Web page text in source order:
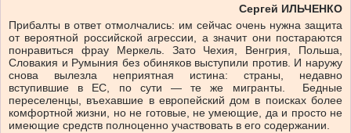
Сергей ИЛЬЧЕНКО
Прибалты в ответ отмолчались: им сейчас очень нужна защита
от вероятной российской агрессии, а значит они постараются
понравиться фрау Меркель. Зато Чехия, Венгрия, Польша,
Словакия и Румыния без обиняков выступили против. И наружу
снова вылезла неприятная истина: страны, недавно
вступившие в ЕС, по сути — те же мигранты. Бедные
переселенцы, въехавшие в европейский дом в поисках более
комфортной жизни, но не готовые, не умеющие, да и просто не
имеющие средств полноценно участвовать в его содержании.